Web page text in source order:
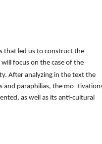
that led us to construct the
focus on the case of the
After analyzing in the text the
and paraphilias, the mo-
as well as its anti-cultural